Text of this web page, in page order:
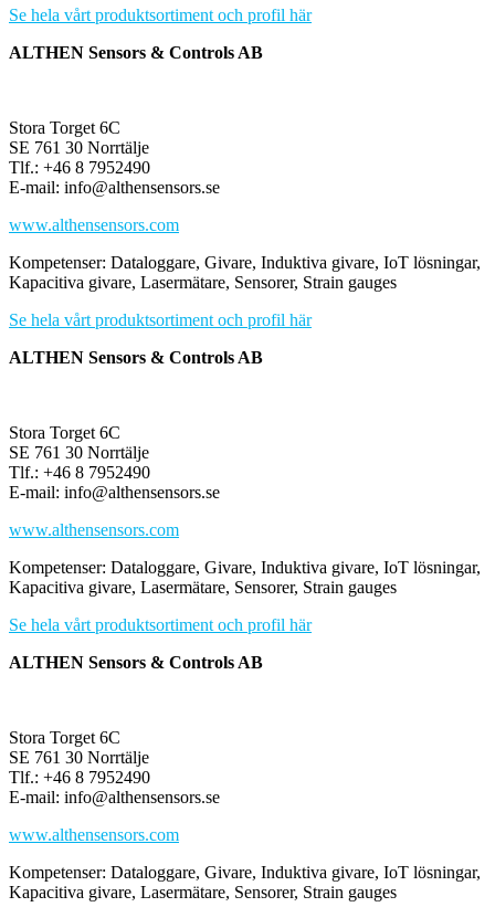
Se hela vårt produktsortiment och profil här
ALTHEN Sensors & Controls AB
Stora Torget 6C
SE 761 30 Norrtälje
Tlf.: +46 8 7952490
E-mail: info@althensensors.se
www.althensensors.com
Kompetenser: Dataloggare, Givare, Induktiva givare, IoT lösningar,
Kapacitiva givare, Lasermätare, Sensorer, Strain gauges
Se hela vårt produktsortiment och profil här
ALTHEN Sensors & Controls AB
Stora Torget 6C
SE 761 30 Norrtälje
Tlf.: +46 8 7952490
E-mail: info@althensensors.se
www.althensensors.com
Kompetenser: Dataloggare, Givare, Induktiva givare, IoT lösningar,
Kapacitiva givare, Lasermätare, Sensorer, Strain gauges
Se hela vårt produktsortiment och profil här
ALTHEN Sensors & Controls AB
Stora Torget 6C
SE 761 30 Norrtälje
Tlf.: +46 8 7952490
E-mail: info@althensensors.se
www.althensensors.com
Kompetenser: Dataloggare, Givare, Induktiva givare, IoT lösningar,
Kapacitiva givare, Lasermätare, Sensorer, Strain gauges